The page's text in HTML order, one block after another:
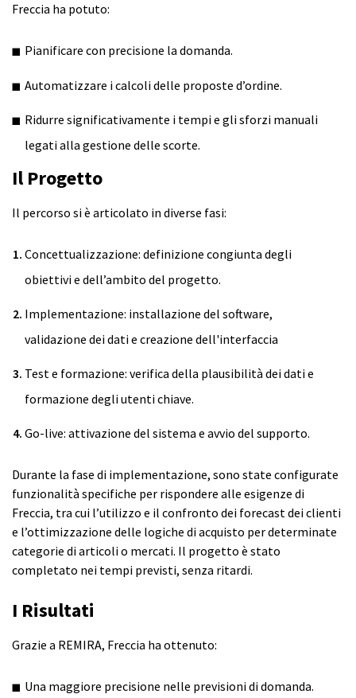
Freccia ha potuto:
Pianificare con precisione la domanda.
Automatizzare i calcoli delle proposte d’ordine.
Ridurre significativamente i tempi e gli sforzi manuali
legati alla gestione delle scorte.
Il Progetto
Il percorso si è articolato in diverse fasi:
Concettualizzazione: definizione congiunta degli
obiettivi e dell’ambito del progetto.
Implementazione: installazione del software,
validazione dei dati e creazione dell'interfaccia
Test e formazione: verifica della plausibilità dei dati e
formazione degli utenti chiave.
Go-live: attivazione del sistema e avvio del supporto.
Durante la fase di implementazione, sono state configurate
funzionalità specifiche per rispondere alle esigenze di
Freccia, tra cui l’utilizzo e il confronto dei forecast dei clienti
e l’ottimizzazione delle logiche di acquisto per determinate
categorie di articoli o mercati. Il progetto è stato
completato nei tempi previsti, senza ritardi.
I Risultati
Grazie a REMIRA, Freccia ha ottenuto:
Una maggiore precisione nelle previsioni di domanda.